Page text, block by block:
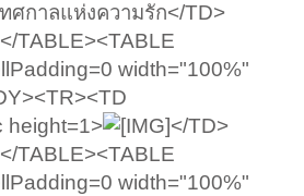
ศกาลแห่งความรัก</TD>
TABLE><TABLE
width="100%"
height=1>
</TD>
TABLE><TABLE
width="100%"